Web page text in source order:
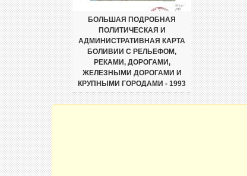
БОЛЬШАЯ ПОДРОБНАЯ
ПОЛИТИЧЕСКАЯ И
АДМИНИСТРАТИВНАЯ КАРТА
БОЛИВИИ С РЕЛЬЕФОМ,
РЕКАМИ, ДОРОГАМИ,
ЖЕЛЕЗНЫМИ ДОРОГАМИ И
КРУПНЫМИ ГОРОДАМИ - 1993